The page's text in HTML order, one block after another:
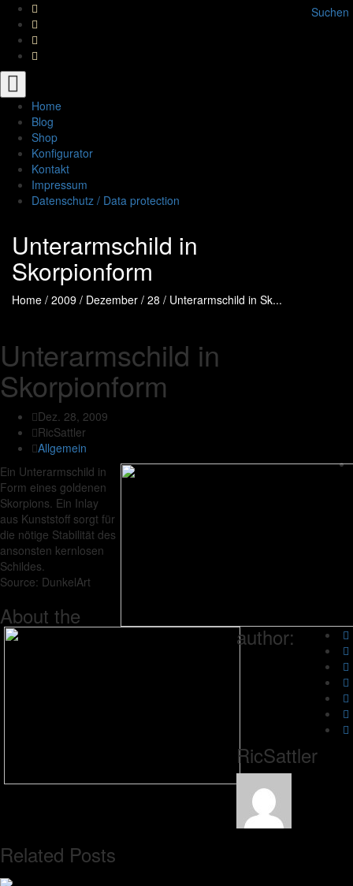
Suchen
Toggle
navigation
Home
Blog
Shop
Konfigurator
Kontakt
Impressum
Datenschutz / Data protection
Unterarmschild in
Skorpionform
Home / 2009 / Dezember / 28 / Unterarmschild in Sk...
Unterarmschild in
Skorpionform
Dez. 28, 2009
RicSattler
Allgemein
Ein Unterarmschild in
Form eines goldenen
Skorpions. Ein Inlay
aus Kunststoff sorgt für
die nötige Stabilität des
ansonsten kernlosen
Schildes.
Source: DunkelArt
About the
author:
RicSattler
Related Posts